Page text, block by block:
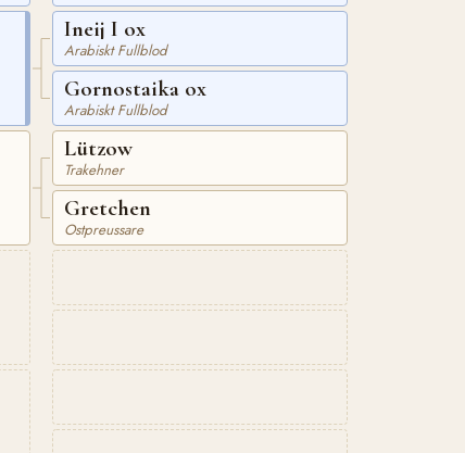
Ineij I ox
Arabiskt Fullblod
Gornostaika ox
Arabiskt Fullblod
Lützow
Trakehner
Gretchen
Ostpreussare